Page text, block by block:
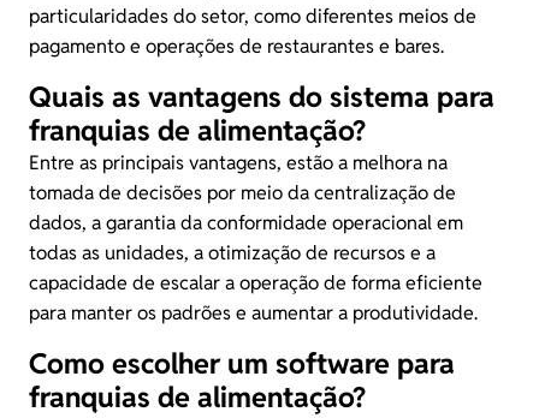
particularidades do setor, como diferentes meios de
pagamento e operações de restaurantes e bares.
Quais as vantagens do sistema para
franquias de alimentação?
Entre as principais vantagens, estão a melhora na
tomada de decisões por meio da centralização de
dados, a garantia da conformidade operacional em
todas as unidades, a otimização de recursos e a
capacidade de escalar a operação de forma eficiente
para manter os padrões e aumentar a produtividade.
Como escolher um software para
franquias de alimentação?